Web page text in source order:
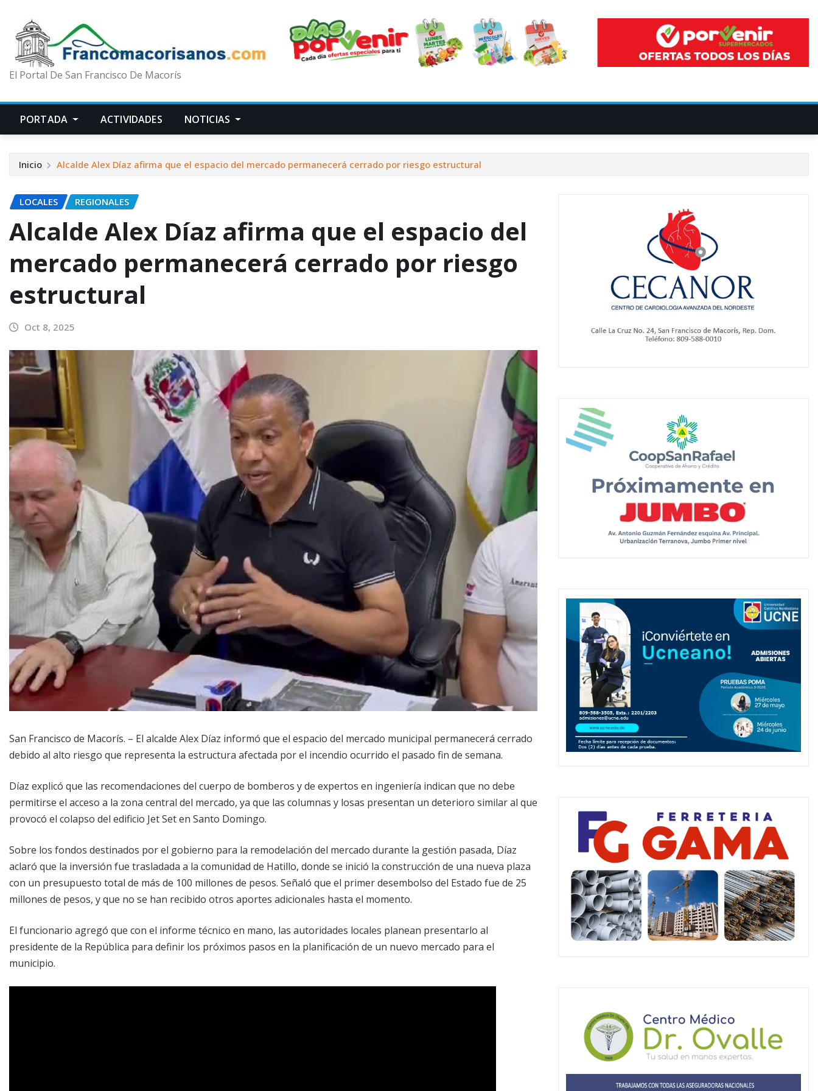
El Portal De San Francisco De Macorís
PORTADA ACTIVIDADES NOTICIAS
Inicio Alcalde Alex Díaz afirma que el espacio del mercado permanecerá cerrado por riesgo estructural
LOCALES REGIONALES
Alcalde Alex Díaz afirma que el espacio del
mercado permanecerá cerrado por riesgo
estructural
Oct 8, 2025
San Francisco de Macorís. – El alcalde Alex Díaz informó que el espacio del mercado municipal permanecerá cerrado
debido al alto riesgo que representa la estructura afectada por el incendio ocurrido el pasado fin de semana.
Díaz explicó que las recomendaciones del cuerpo de bomberos y de expertos en ingeniería indican que no debe
permitirse el acceso a la zona central del mercado, ya que las columnas y losas presentan un deterioro similar al que
provocó el colapso del edificio Jet Set en Santo Domingo.
Sobre los fondos destinados por el gobierno para la remodelación del mercado durante la gestión pasada, Díaz
aclaró que la inversión fue trasladada a la comunidad de Hatillo, donde se inició la construcción de una nueva plaza
con un presupuesto total de más de 100 millones de pesos. Señaló que el primer desembolso del Estado fue de 25
millones de pesos, y que no se han recibido otros aportes adicionales hasta el momento.
El funcionario agregó que con el informe técnico en mano, las autoridades locales planean presentarlo al
presidente de la República para definir los próximos pasos en la planificación de un nuevo mercado para el
municipio.